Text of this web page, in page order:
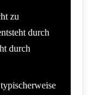
zu
durch
durch